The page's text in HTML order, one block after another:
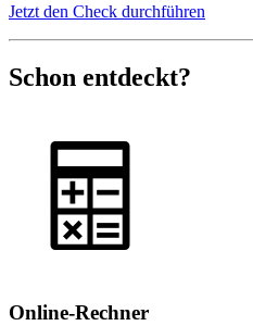
Jetzt den Check durchführen
Schon entdeckt?
Online-Rechner